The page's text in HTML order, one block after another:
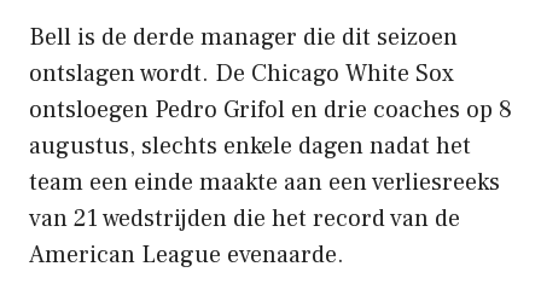
Bell is de derde manager die dit seizoen
ontslagen wordt. De Chicago White Sox
ontsloegen Pedro Grifol en drie coaches op 8
augustus, slechts enkele dagen nadat het
team een ​​einde maakte aan een verliesreeks
van 21 wedstrijden die het record van de
American League evenaarde.